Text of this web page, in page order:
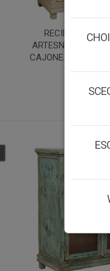
RECIBIDOR DE
ARTESNAL DE 2
CAJONES BLANCO
756.53€
529.57€